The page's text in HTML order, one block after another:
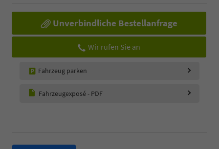
Unverbindliche Bestellanfrage
Wir rufen Sie an
Fahrzeug parken
Fahrzeugexposé - PDF